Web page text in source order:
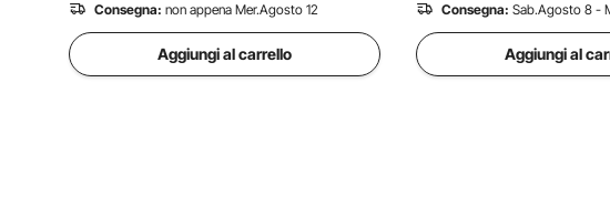
Consegna: non appena Mer.Agosto 12
Aggiungi al carrello
Consegna: Sab.Agosto 8 -
Aggiungi al